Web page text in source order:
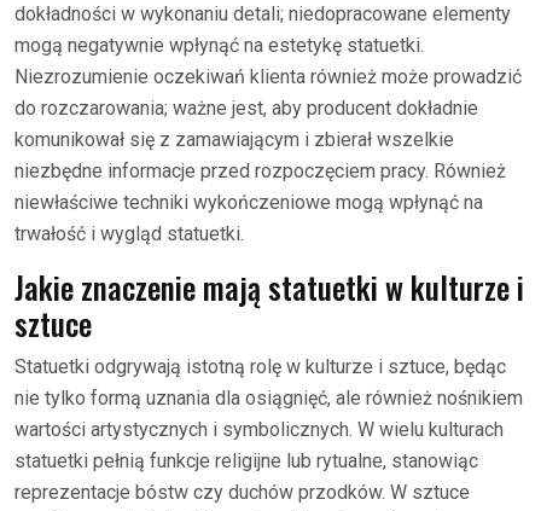
dokładności w wykonaniu detali; niedopracowane elementy
mogą negatywnie wpłynąć na estetykę statuetki.
Niezrozumienie oczekiwań klienta również może prowadzić
do rozczarowania; ważne jest, aby producent dokładnie
komunikował się z zamawiającym i zbierał wszelkie
niezbędne informacje przed rozpoczęciem pracy. Również
niewłaściwe techniki wykończeniowe mogą wpłynąć na
trwałość i wygląd statuetki.
Jakie znaczenie mają statuetki w kulturze i
sztuce
Statuetki odgrywają istotną rolę w kulturze i sztuce, będąc
nie tylko formą uznania dla osiągnięć, ale również nośnikiem
wartości artystycznych i symbolicznych. W wielu kulturach
statuetki pełnią funkcje religijne lub rytualne, stanowiąc
reprezentacje bóstw czy duchów przodków. W sztuce